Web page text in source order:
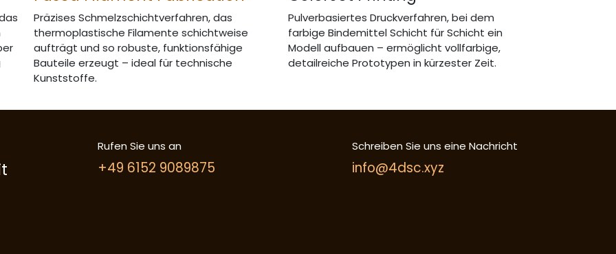
Präzises Schmelzschichtverfahren, das
thermoplastische Filamente schichtweise
aufträgt und so robuste, funktionsfähige
Bauteile erzeugt – ideal für technische
Kunststoffe.
Pulverbasiertes Druckverfahren, bei dem
farbige Bindemittel Schicht für Schicht ein
Modell aufbauen – ermöglicht vollfarbige,
detailreiche Prototypen in kürzester Zeit.
Schreiben Sie uns eine Nachricht
info@4dsc.xyz
Rufen Sie uns an
+49 6152 9089875